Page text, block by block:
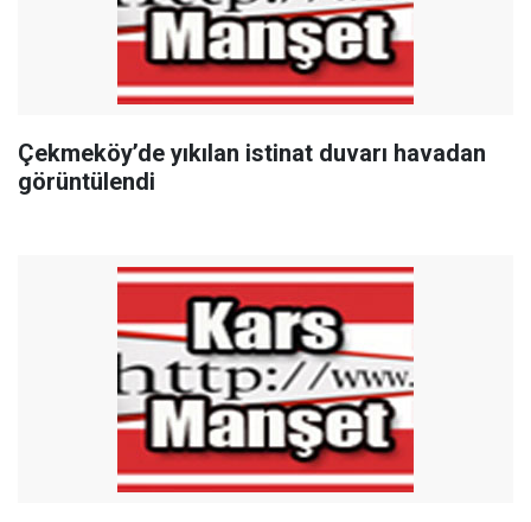
Çekmeköy’de yıkılan istinat duvarı havadan
görüntülendi